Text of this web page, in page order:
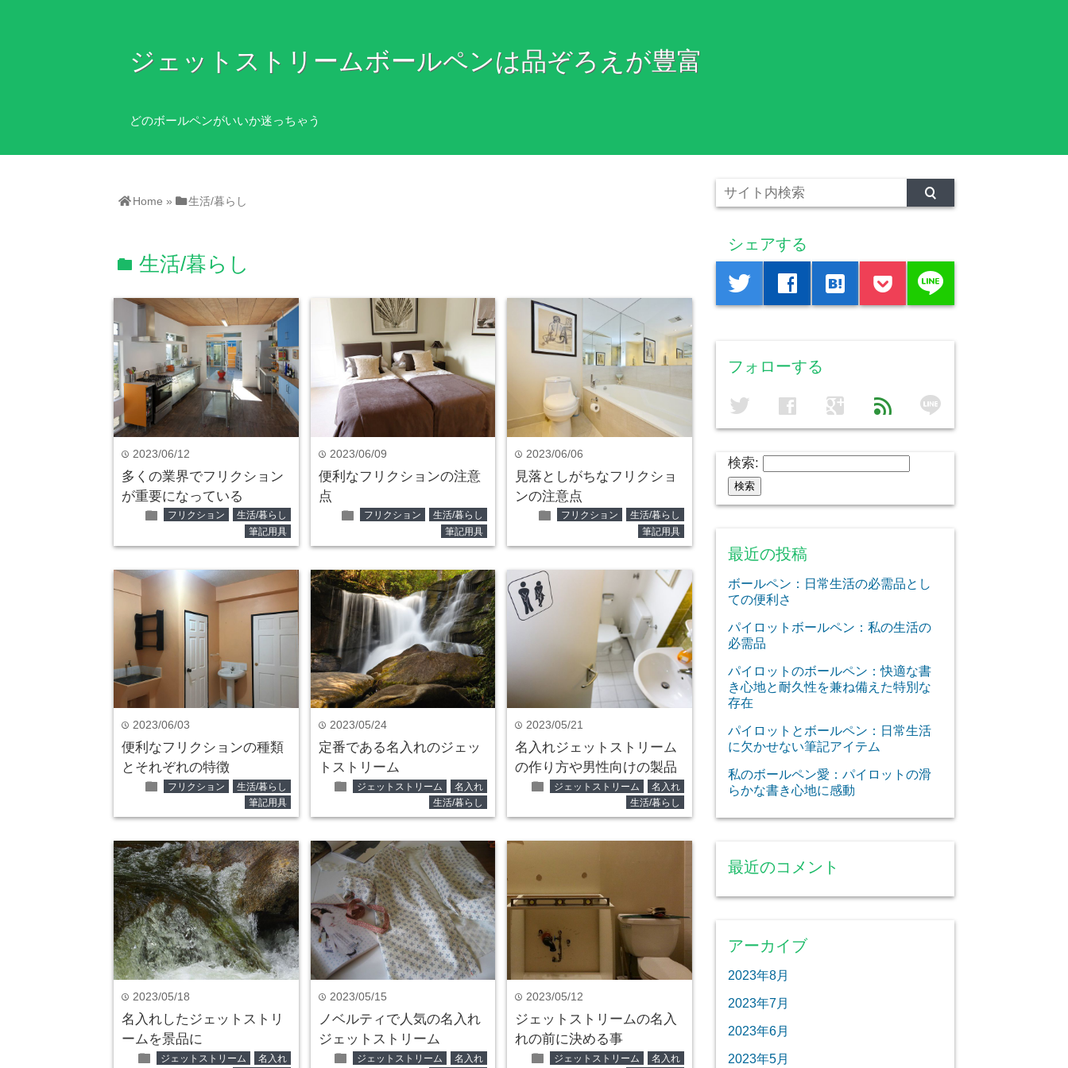
ジェットストリームボールペンは品ぞろえが豊富
どのボールペンがいいか迷っちゃう
Home » 生活/暮らし
folder 生活/暮らし
time 2023/06/12
多くの業界でフリクション
が重要になっている
folder フリクション
生活/暮らし
筆記用具
time 2023/06/09
便利なフリクションの注意
点
folder フリクション
生活/暮らし
筆記用具
time 2023/06/06
見落としがちなフリクショ
ンの注意点
folder フリクション
生活/暮らし
筆記用具
time 2023/06/03
便利なフリクションの種類
とそれぞれの特徴
folder フリクション
生活/暮らし
筆記用具
time 2023/05/24
定番である名入れのジェッ
トストリーム
folder ジェットストリーム
名入れ
生活/暮らし
time 2023/05/21
名入れジェットストリーム
の作り方や男性向けの製品
folder ジェットストリーム
名入れ
生活/暮らし
time 2023/05/18
名入れしたジェットストリ
ームを景品に
folder ジェットストリーム
名入れ
time 2023/05/15
ノベルティで人気の名入れ
ジェットストリーム
folder ジェットストリーム
名入れ
time 2023/05/12
ジェットストリームの名入
れの前に決める事
folder ジェットストリーム
名入れ
シェアする
twitter facebook hatenabookmark line
フォローする
twitter facebook google feed line
検索:
最近の投稿
ボールペン：日常生活の必需品とし
ての便利さ
パイロットボールペン：私の生活の
必需品
パイロットのボールペン：快適な書
き心地と耐久性を兼ね備えた特別な
存在
パイロットとボールペン：日常生活
に欠かせない筆記アイテム
私のボールペン愛：パイロットの滑
らかな書き心地に感動
最近のコメント
アーカイブ
2023年8月
2023年7月
2023年6月
2023年5月